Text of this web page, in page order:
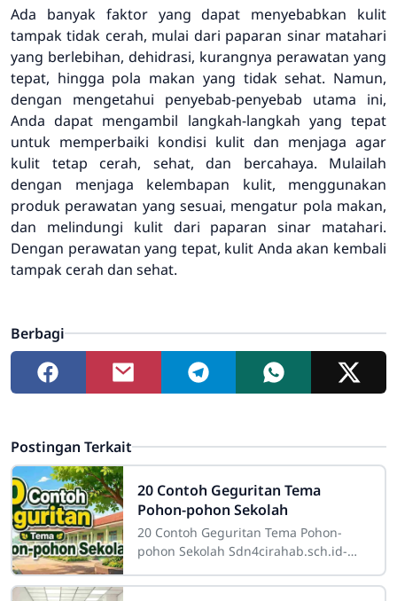
Ada banyak faktor yang dapat menyebabkan kulit
tampak tidak cerah, mulai dari paparan sinar matahari
yang berlebihan, dehidrasi, kurangnya perawatan yang
tepat, hingga pola makan yang tidak sehat. Namun,
dengan mengetahui penyebab-penyebab utama ini,
Anda dapat mengambil langkah-langkah yang tepat
untuk memperbaiki kondisi kulit dan menjaga agar
kulit tetap cerah, sehat, dan bercahaya. Mulailah
dengan menjaga kelembapan kulit, menggunakan
produk perawatan yang sesuai, mengatur pola makan,
dan melindungi kulit dari paparan sinar matahari.
Dengan perawatan yang tepat, kulit Anda akan kembali
tampak cerah dan sehat.
Berbagi
Postingan Terkait
20 Contoh Geguritan Tema
Pohon-pohon Sekolah
20 Contoh Geguritan Tema Pohon-
pohon Sekolah Sdn4cirahab.sch.id-
memiliki peran yang sangat penting.